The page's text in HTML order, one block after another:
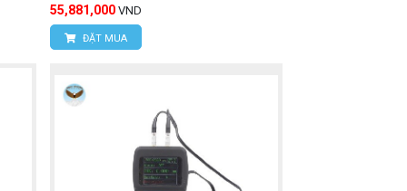
tra độ dày vật liệu mỏng trong môi
55,881,000 VND
ĐẶT MUA